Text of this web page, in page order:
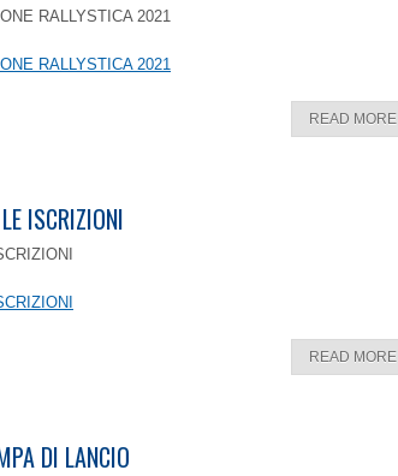
RALLYSTICA 2021
RALLYSTICA 2021
READ MORE
ISCRIZIONI
READ MORE
DI LANCIO